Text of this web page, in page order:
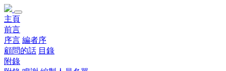
主頁
前言
序言 編者序
顧問的話 目錄
附錄